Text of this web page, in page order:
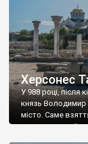
Херсонес
У 988 році, після
князь Володимир
місто. Саме
диктувати свої